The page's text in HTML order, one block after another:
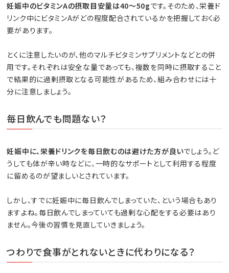
妊娠中のビタミンAの摂取目安量は40～50gです。そのため、栄養ド
リンク中にビタミンAがどの程度配合されているかを把握しておく必
要があります。
とくに注意したいのが、他のマルチビタミンサプリメントなどとの併
用です。それぞれは安全な量であっても、複数を同時に摂取すること
で結果的に過剰摂取となる可能性があるため、組み合わせには十
分に注意しましょう。
毎日飲んでも問題ない？
妊娠中に、栄養ドリンクを毎日飲むのは避けた方が良いでしょう。ど
うしても体が辛い時などに、一時的なサポートとして利用する程度
に留めるのが望ましいとされています。
しかし、すでに妊娠中に毎日飲んでしまっていた、という場合もあり
ますよね。毎日飲んでしまっていても過剰な心配をする必要はあり
ません。今後の習慣を見直していきましょう。
つわりで食事がとれないときに代わりになる？